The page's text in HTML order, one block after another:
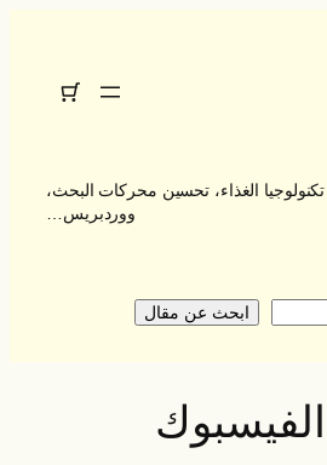
تكنولوجيا الغذاء، تحسين محركات البحث،
ووردبريس…
ابحث عن مقال
الفيسبوك